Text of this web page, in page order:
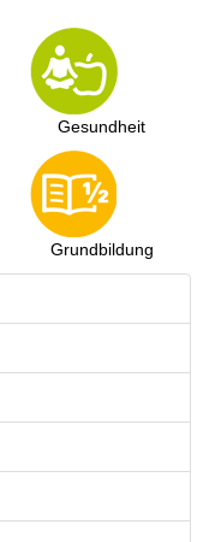
Gesundheit
Grundbildung